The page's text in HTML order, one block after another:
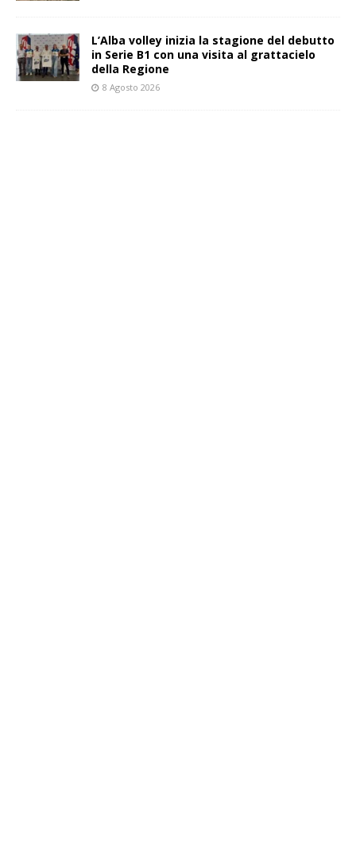
L’Alba volley inizia la stagione del debutto
in Serie B1 con una visita al grattacielo
della Regione
8 Agosto 2026